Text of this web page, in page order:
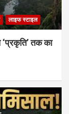
लाइफ स्टाइल
तक का